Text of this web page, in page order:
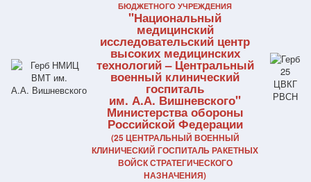
БЮДЖЕТНОГО УЧРЕЖДЕНИЯ
"Национальный
медицинский
исследовательский центр
высоких медицинских
технологий – Центральный
военный клинический
госпиталь
им. А.А. Вишневского"
Министерства обороны
Российской Федерации
(25 ЦЕНТРАЛЬНЫЙ ВОЕННЫЙ
КЛИНИЧЕСКИЙ ГОСПИТАЛЬ РАКЕТНЫХ
ВОЙСК СТРАТЕГИЧЕСКОГО
НАЗНАЧЕНИЯ)